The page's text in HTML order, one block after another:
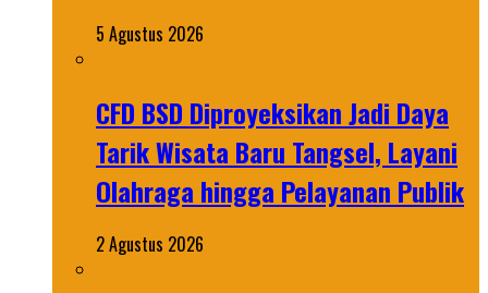
5 Agustus 2026
CFD BSD Diproyeksikan Jadi Daya
Tarik Wisata Baru Tangsel, Layani
Olahraga hingga Pelayanan Publik
2 Agustus 2026